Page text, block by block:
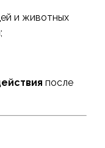
и животных
после